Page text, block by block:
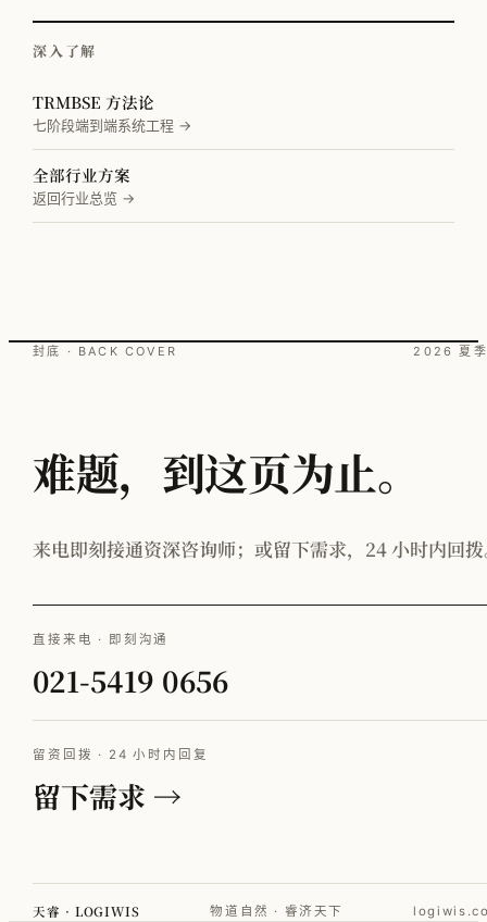
深入了解
TRMBSE 方法论
七阶段端到端系统工程 →
全部行业方案
返回行业总览 →
封底 · BACK COVER 2026 夏
难题，到这页为止。
来电即刻接通资深咨询师；或留下需求，24 小时内回
直接来电 · 即刻沟通
021-5419 0656
留资回拨 · 24 小时内回复
留下需求 →
天睿 · LOGIWIS 物道自然 · 睿济天下